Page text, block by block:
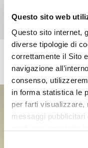
Questo sito web
Questo sito internet,
diverse tipologie di
correttamente il Sito
navigazione
consenso,
in forma statistica le
per farti visualizzare,
messaggi
PRODOTTI UTILIZZATI
DOUMIX? SQUEEZE
LEMON LIME POWER